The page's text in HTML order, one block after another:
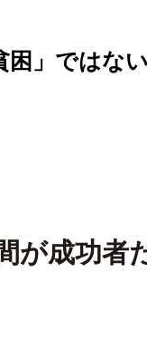
困」ではな
が成功者